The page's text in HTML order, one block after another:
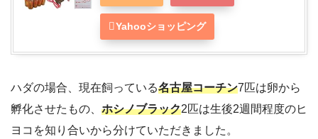
Yahooショッピング
ハダの場合、現在飼っている名古屋コーチン7匹は卵から
孵化させたもの、 ホシノブラック2匹は生後2週間程度のヒ
ヨコを知り合いから分けていただきました。